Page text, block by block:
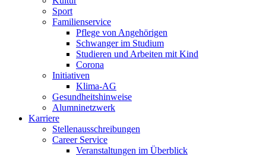
Sport
Familienservice
Pflege von Angehörigen
Schwanger im Studium
Studieren und Arbeiten mit Kind
Corona
Initiativen
Klima-AG
Gesundheitshinweise
Alumninetzwerk
Karriere
Stellenausschreibungen
Career Service
Veranstaltungen im Überblick